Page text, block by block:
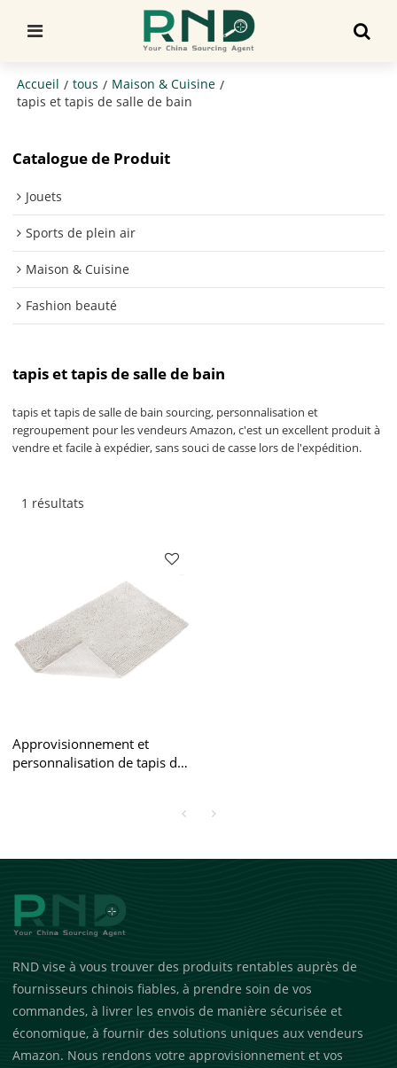
Accueil / tous / Maison & Cuisine /
tapis et tapis de salle de bain
Catalogue de Produit
Jouets
Sports de plein air
Maison & Cuisine
Fashion beauté
tapis et tapis de salle de bain
tapis et tapis de salle de bain sourcing, personnalisation et
regroupement pour les vendeurs Amazon, c'est un excellent produit à
vendre et facile à expédier, sans souci de casse lors de l'expédition.
1 résultats
Approvisionnement et
personnalisation de tapis de
RND vise à vous trouver des produits rentables auprès de
fournisseurs chinois fiables, à prendre soin de vos
commandes, à livrer les envois de manière sécurisée et
économique, à fournir des solutions uniques aux vendeurs
Amazon. Nous rendons votre approvisionnement et vos